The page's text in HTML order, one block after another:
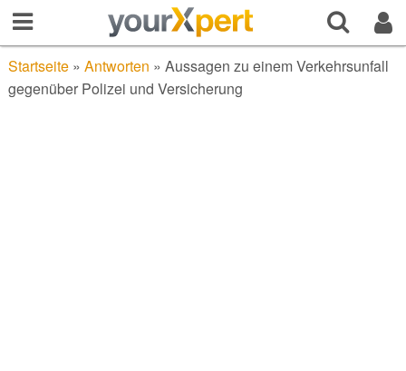
Startseite» Antworten » Aussagen zu einem Verkehrsunfall
gegenüber Polizei und Versicherung